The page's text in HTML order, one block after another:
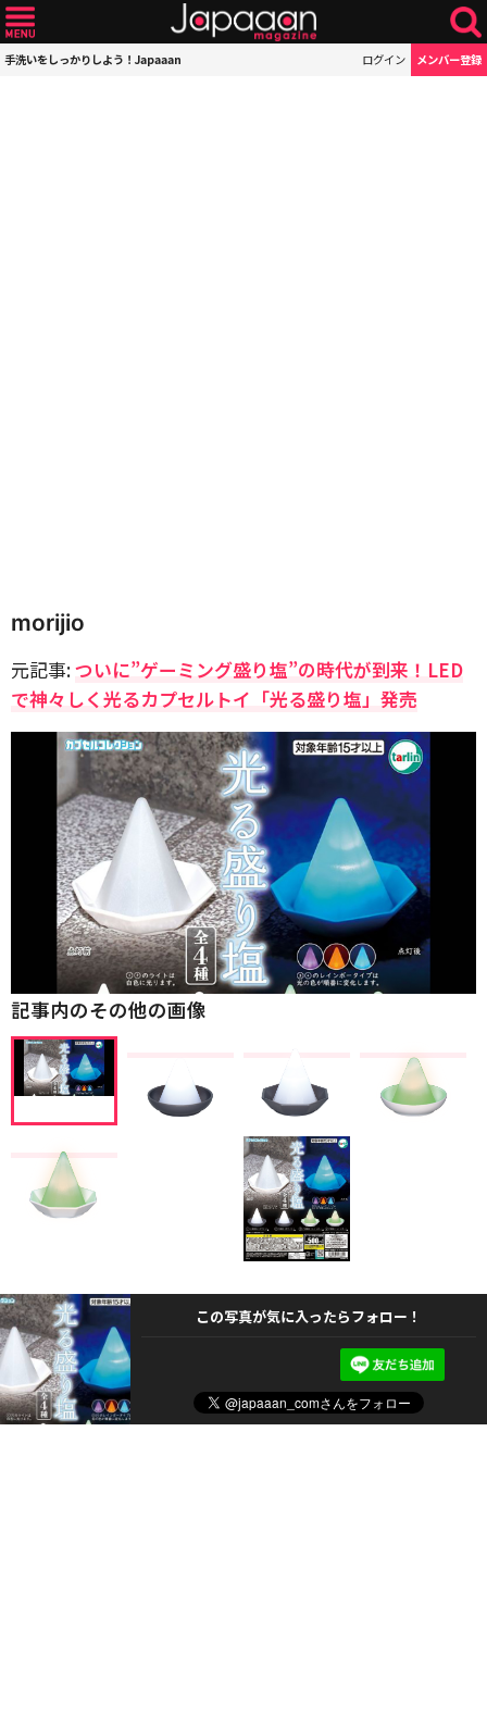
手洗いをしっかりしよう！Japaaan ログイン メンバー登録
morijio
元記事:ついに”ゲーミング盛り塩”の時代が到来！LED
で神々しく光るカプセルトイ「光る盛り塩」発売
記事内のその他の画像
この写真が気に入ったらフォロー！